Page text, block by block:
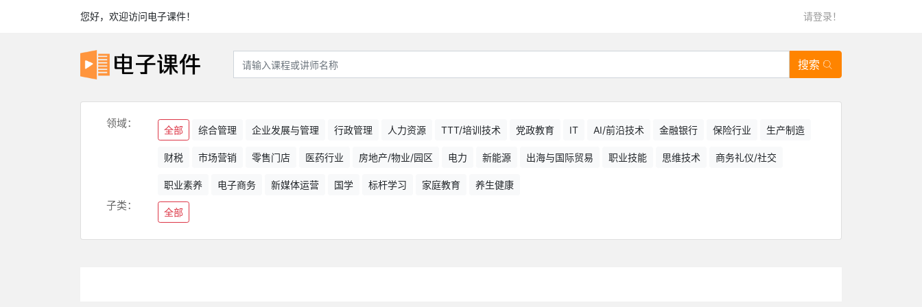
您好，欢迎访问电子课件！ 请登录！
搜索
领域：
全部 综合管理 企业发展与管理 行政管理 人力资源 TTT/培训技术 党政教育 IT AI/前沿技术 金融银行 保险行业 生产制造
财税 市场营销 零售门店 医药行业 房地产/物业/园区 电力 新能源 出海与国际贸易 职业技能 思维技术 商务礼仪/社交
职业素养 电子商务 新媒体运营 国学 标杆学习 家庭教育 养生健康
子类：
全部